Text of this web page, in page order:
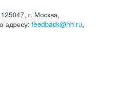
г. Москва,
адресу: feedback@hh.ru,